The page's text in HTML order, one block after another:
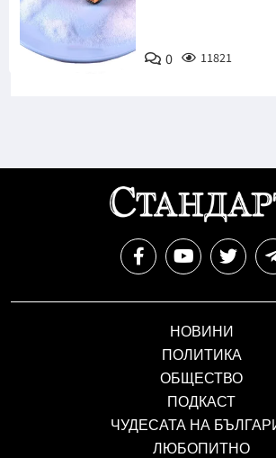
Снимка:
Пиксабей
0 11821
НОВИНИ
ПОЛИТИКА
ОБЩЕСТВО
ПОДКАСТ
ЧУДЕСАТА НА
ЛЮБОПИТНО